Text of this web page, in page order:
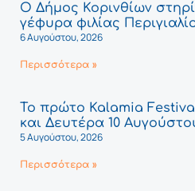
Ο Δήμος Κορινθίων
γέφυρα φιλίας
6 Αυγούστου, 2026
Περισσότερα »
Το πρώτο Kalamia
και Δευτέρα 10
5 Αυγούστου, 2026
Περισσότερα »